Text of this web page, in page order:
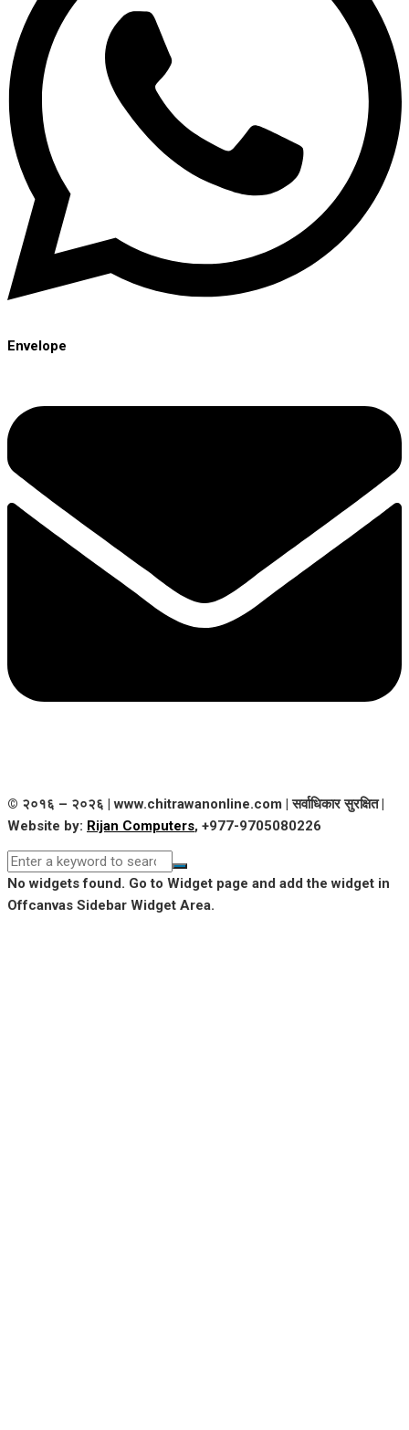
Envelope
© २०१६ – २०२६ | www.chitrawanonline.com | सर्वाधिकार सुरक्षित |
Website by: Rijan Computers, +977-9705080226
No widgets found. Go to Widget page and add the widget in
Offcanvas Sidebar Widget Area.